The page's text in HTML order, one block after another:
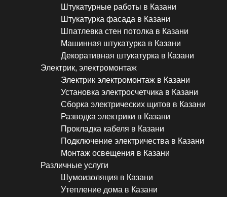
Штукатурные работы в Казани
Штукатурка фасада в Казани
Шпатлевка стен потолка в Казани
Машинная штукатурка в Казани
Декоративная штукатурка в Казани
Электрик, электромонтаж
Электрик электромонтаж в Казани
Установка электросчетчика в Казани
Сборка электрических щитов в Казани
Разводка электрики в Казани
Прокладка кабеля в Казани
Подключение электричества в Казани
Монтаж освещения в Казани
Различные услуги
Шумоизоляция в Казани
Утепление дома в Казани